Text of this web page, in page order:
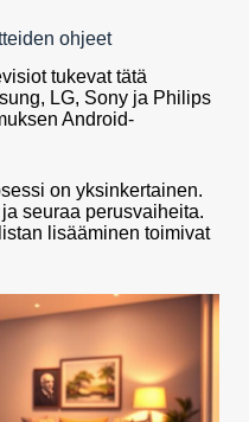
ohjeet
tukevat tätä
LG, Sony ja Philips
Android-
on yksinkertainen.
seuraa perusvaiheita.
lisääminen toimivat